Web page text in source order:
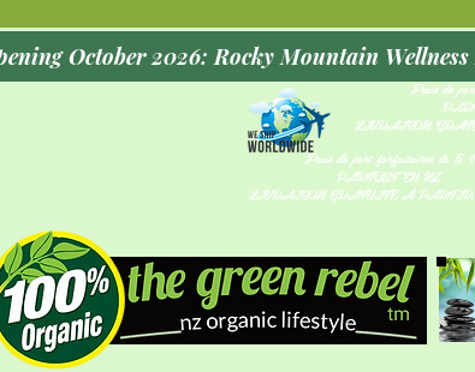
Frais de
LIVRAISON
Frais de port forfaitaires de 5 $
PARTOUT EN NZ
LIVRAISON GRATUITE À PARTIR